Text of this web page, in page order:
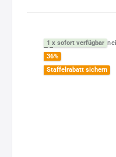
1 x sofort verfügbar
36%
Staffelrabatt sichern